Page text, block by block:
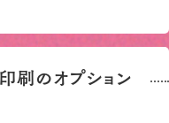
刷のオプション